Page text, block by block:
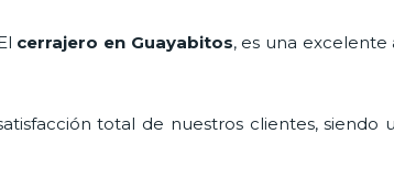
cerrajero en Guayabitos, es una excelente
total de nuestros clientes, siendo